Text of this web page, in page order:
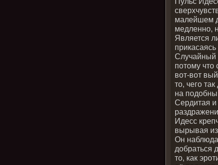
малейшем
медленно,
Является
Случайный
потому что
вот-вот
то, чего
на
Сердитая
Идесс
вырывая
Он
добраться
то, как